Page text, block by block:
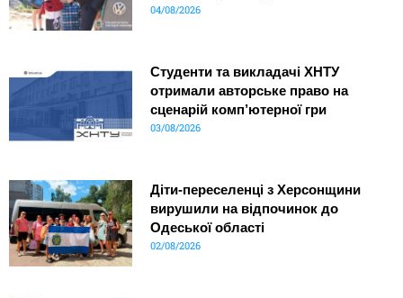
04/08/2026
Студенти та викладачі ХНТУ
отримали авторське право на
сценарій комп’ютерної гри
03/08/2026
Діти-переселенці з Херсонщини
вирушили на відпочинок до
Одеської області
02/08/2026